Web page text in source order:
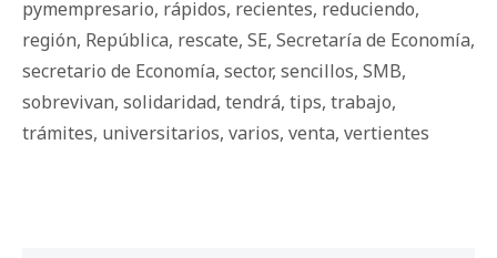
pymempresario, rápidos, recientes, reduciendo,
región, República, rescate, SE, Secretaría de Economía,
secretario de Economía, sector, sencillos, SMB,
sobrevivan, solidaridad, tendrá, tips, trabajo,
trámites, universitarios, varios, venta, vertientes